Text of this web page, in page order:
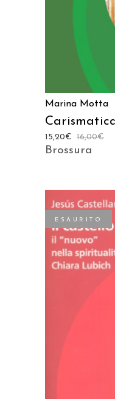
Marina Motta
16,00€
15,20€
Brossura
ESAURITO